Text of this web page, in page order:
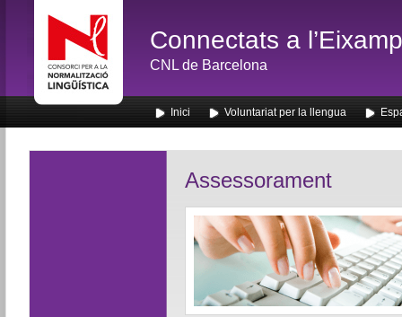
Connectats a
CNL de Barcelona
Inici Voluntariat per la llengua
Assessorament